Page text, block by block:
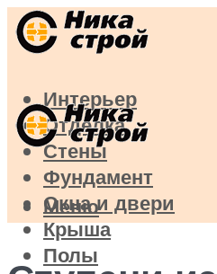
Интерьер
Отделка
Стены
Фундамент
Окна и двери
Крыша
Полы
Меню